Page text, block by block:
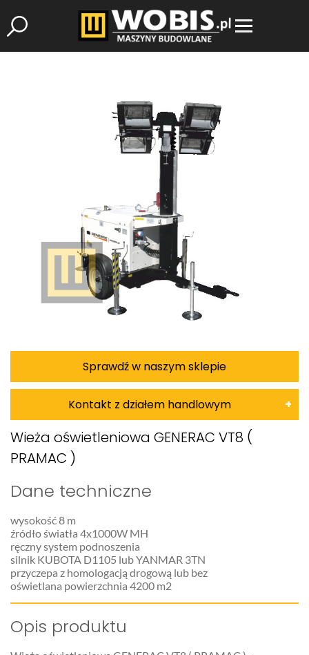
Sprawdź w naszym sklepie
Kontakt z działem handlowym
Damian Korkus
Teren całego kraju
Kom:+48 601 750 464
E-mail:damiankorkus@wobis.pl
Tomasz Bochenek
Teren całego kraju
Wieża oświetleniowa GENERAC VT8 (
PRAMAC )
Dane techniczne
wysokość 8 m
źródło światła 4x1000W MH
ręczny system podnoszenia
silnik KUBOTA D1105 lub YANMAR 3TN
przyczepa z homologacją drogową lub bez
oświetlana powierzchnia 4200 m2
Opis produktu